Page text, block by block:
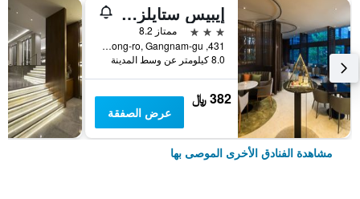
إيبيس ستايلز أمباسادور سيول غانغنام
3 نجوم
ممتاز 8.2
431, Samseong-ro, Gangnam-gu, سيول, كوريا الجنوبية
8.0 كيلومتر عن وسط المدينة
382 ﷼
عرض الصفقة
مشاهدة الفنادق الأخرى الموصى بها